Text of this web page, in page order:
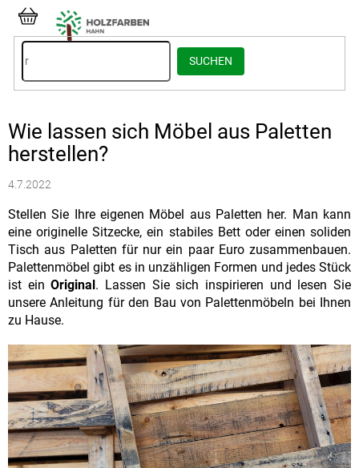
Inhalt
springen
SUCHEN
WARENKORB
Wie lassen sich Möbel aus Paletten
herstellen?
4.7.2022
Stellen Sie Ihre eigenen Möbel aus Paletten her. Man kann
eine originelle Sitzecke, ein stabiles Bett oder einen soliden
Tisch aus Paletten für nur ein paar Euro zusammenbauen.
Palettenmöbel gibt es in unzähligen Formen und jedes Stück
ist einOriginal . Lassen Sie sich inspirieren und lesen Sie
unsere Anleitung für den Bau von Palettenmöbeln bei Ihnen
zu Hause.